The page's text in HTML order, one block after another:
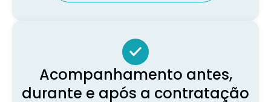
Acompanhamento antes,
durante e após a contratação